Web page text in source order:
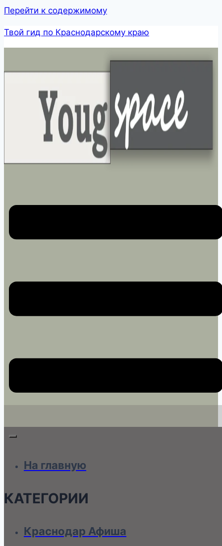
Перейти к содержимому
Твой гид по Краснодарскому краю
На главную
КАТЕГОРИИ
Краснодар Афиша